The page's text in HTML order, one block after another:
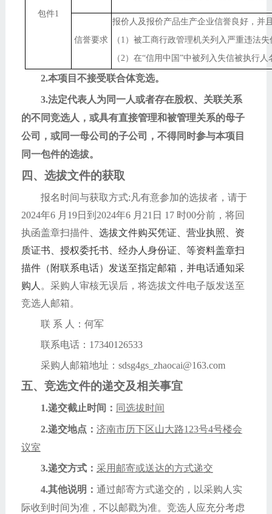
包件1
信誉要求
报价人及报价产品生产企业信誉良好，并
（ 1）被工商行政管理机关列入严重违法
（2）在“信用中国”中被列入失信被执行人
2.本项目不接受联合体竞选。
3.法定代表人为同一人或者存在股权、关联关系
的不同竞选人，或具有直接管理和被管理关系的母子
公司，或同一母公司的子公司，不得同时参与本项目
同一包件的选拔。
四、选拔文件的获取
报名时间与获取方式:凡有意参加的选拔者，请于
2024年6 月19日到 2024年6 月21日 17 时00分前，将回
执函盖章扫描件、选拔文件购买凭证、营业执照、资
质证书、授权委托书、经办人身份证、等资料盖章扫
描件（附联系电话）发送至指定邮箱，并电话通知采
购人 。采购人审核无误后，将选拔文件电子版发送至
竞选人邮箱。
联 系 人：何军
联系电话： 17340126533
采购人邮箱地址： sdsg4gs_zhaocai@163.com
五、 竞选文件的递交及相关事宜
1.递交截止时间： 同选拔时间
2.递交地点： 济南市历下区山大路123号4号楼会
议室
3.递交方式： 采用邮寄或送达的方式递交
4.其他说明： 通过邮寄方式递交的，以采购人实
际收到时间为准，不以邮戳为准。竞选人应充分考虑